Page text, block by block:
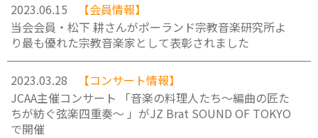
2023.06.15
【会員情報】
当会会員・松下 耕さんがポーランド宗教音楽研究所よ
り最も優れた宗教音楽家として表彰されました
2023.03.28
【コンサート情報】
JCAA主催コンサート 「音楽の料理人たち〜編曲の匠た
ちが紡ぐ弦楽四重奏〜 」がJZ Brat SOUND OF TOKYO
で開催